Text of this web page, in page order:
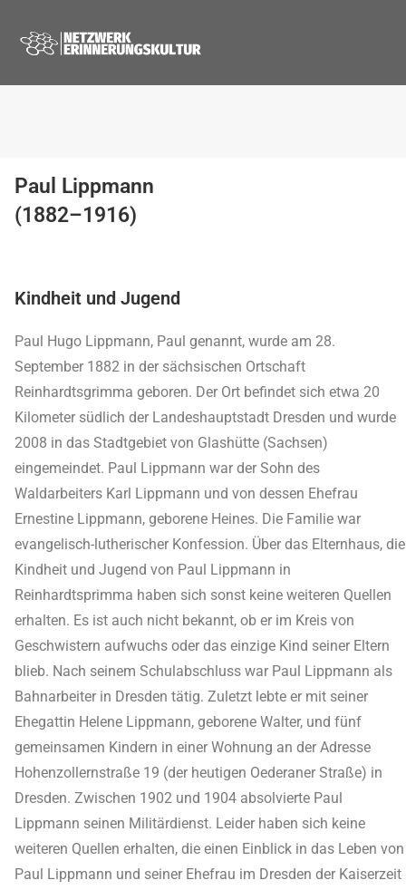
Paul Lippmann
(1882–1916)
Kindheit und Jugend
Paul Hugo Lippmann, Paul genannt, wurde am 28.
September 1882 in der sächsischen Ortschaft
Reinhardtsgrimma geboren. Der Ort befindet sich etwa 20
Kilometer südlich der Landeshauptstadt Dresden und wurde
2008 in das Stadtgebiet von Glashütte (Sachsen)
eingemeindet. Paul Lippmann war der Sohn des
Waldarbeiters Karl Lippmann und von dessen Ehefrau
Ernestine Lippmann, geborene Heines. Die Familie war
evangelisch-lutherischer Konfession. Über das Elternhaus, die
Kindheit und Jugend von Paul Lippmann in
Reinhardtsprimma haben sich sonst keine weiteren Quellen
erhalten. Es ist auch nicht bekannt, ob er im Kreis von
Geschwistern aufwuchs oder das einzige Kind seiner Eltern
blieb. Nach seinem Schulabschluss war Paul Lippmann als
Bahnarbeiter in Dresden tätig. Zuletzt lebte er mit seiner
Ehegattin Helene Lippmann, geborene Walter, und fünf
gemeinsamen Kindern in einer Wohnung an der Adresse
Hohenzollernstraße 19 (der heutigen Oederaner Straße) in
Dresden. Zwischen 1902 und 1904 absolvierte Paul
Lippmann seinen Militärdienst. Leider haben sich keine
weiteren Quellen erhalten, die einen Einblick in das Leben von
Paul Lippmann und seiner Ehefrau im Dresden der Kaiserzeit